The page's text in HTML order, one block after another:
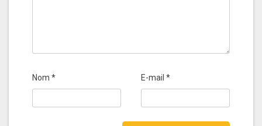
Nom * E-mail *